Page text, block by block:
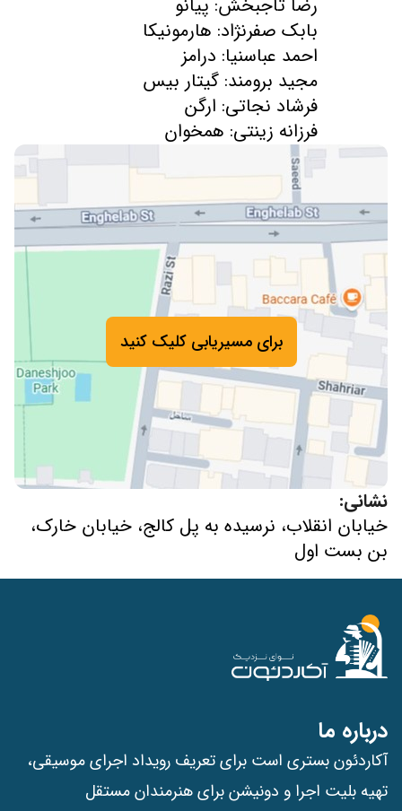
فرزانه زینتی: همخوان
برای مسیریابی کلیک کنید
نشانی:
خیابان انقلاب، نرسیده به پل کالج، خیابان خارک،
بن بست اول
درباره ما
آکاردئون بستری است برای تعریف رویداد اجرای موسیقی،
تهیه بلیت اجرا و دونیشن برای هنرمندان مستقل